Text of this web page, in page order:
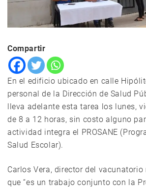
Compartir
En el edificio ubicado en calle
personal de la Dirección de Salud
lleva adelante esta tarea los lunes,
de 8 a 12 horas, sin costo alguno
actividad integra el PROSANE
Salud Escolar).
Carlos Vera, director del
que “es un trabajo conjunto con la